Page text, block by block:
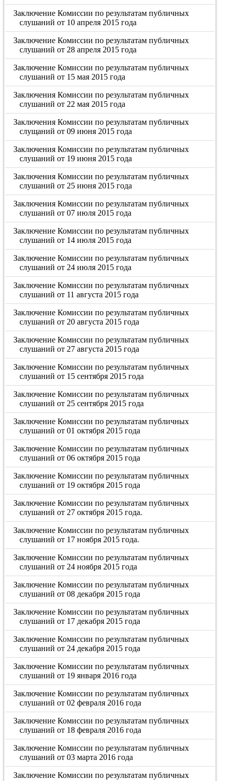
Заключение Комиссии по результатам публичных
слушаний от 10 апреля 2015 года
Заключение Комиссии по результатам публичных
слушаний от 28 апреля 2015 года
Заключение Комиссии по результатам публичных
слушаний от 15 мая 2015 года
Заключения Комиссии по результатам публичных
слушаний от 22 мая 2015 года
Заключения Комиссии по результатам публичных
слущаний от 09 июня 2015 года
Заключения Комиссии по результатам публичных
слушаний от 19 июня 2015 года
Заключения Комиссии по результатам публичных
слушаний от 25 июня 2015 года
Заключения Комиссии по результатам публичных
слушаний от 07 июля 2015 года
Заключение Комиссии по результатам публичных
слушаний от 14 июля 2015 года
Заключение Комиссии по результатам публичных
слушаний от 24 июля 2015 года
Заключение Комиссии по результатам публичных
слушаний от 11 августа 2015 года
Заключение Комиссии по результатам публичных
слушаний от 20 августа 2015 года
Заключение Комиссии по результатам публичных
слушаний от 27 августа 2015 года
Заключение Комиссии по результатам публичных
слушаний от 15 сентября 2015 года
Заключение Комиссии по результатам публичных
слушаний от 25 сентября 2015 года
Заключение Комиссии по результатам публичных
слушаний от 01 октября 2015 года
Заключение Комиссии по результатам публичных
слушаний от 06 октября 2015 года
Заключение Комиссии по результатам публичных
слушаний от 19 октября 2015 года
Заключение Комиссии по результатам публичных
слушаний от 27 октября 2015 года.
Заключение Комиссии по результатам публичных
слушаний от 17 ноября 2015 года.
Заключение Комиссии по результатам публичных
слушаний от 24 ноября 2015 года
Заключение Комиссии по результатам публичных
слушаний от 08 декабря 2015 года
Заключение Комиссии по результатам публичных
слушаний от 17 декабря 2015 года
Заключение Комиссии по результатам публичных
слушаний от 24 декабря 2015 года
Заключение Комиссии по результатам публичных
слушаний от 19 января 2016 года
Заключение Комиссии по результатам публичных
слушаний от 02 февраля 2016 года
Заключение Комиссии по результатам публичных
слушаний от 18 февраля 2016 года
Заключение Комиссии по результатам публичных
слушаний от 03 марта 2016 года
Заключение Комиссии по результатам публичных